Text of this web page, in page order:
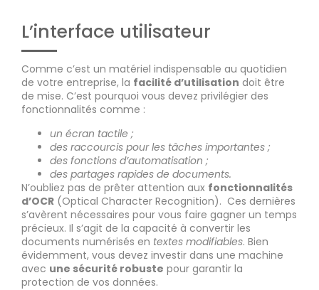
L’interface utilisateur
Comme c’est un matériel indispensable au quotidien
de votre entreprise, la facilité d’utilisation doit être
de mise. C’est pourquoi vous devez privilégier des
fonctionnalités comme :
un écran tactile ;
des raccourcis pour les tâches importantes ;
des fonctions d’automatisation ;
des partages rapides de documents.
N’oubliez pas de prêter attention aux fonctionnalités
d’OCR (Optical Character Recognition). Ces dernières
s’avèrent nécessaires pour vous faire gagner un temps
précieux. Il s’agit de la capacité à convertir les
documents numérisés en textes modifiables. Bien
évidemment, vous devez investir dans une machine
avec une sécurité robuste pour garantir la
protection de vos données.